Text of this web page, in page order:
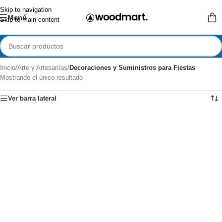
Skip to navigation
Skip to main content
Menú
Inicio/Arte y Artesanías/Decoraciones y Suministros para Fiestas
Mostrando el único resultado
Ver barra lateral